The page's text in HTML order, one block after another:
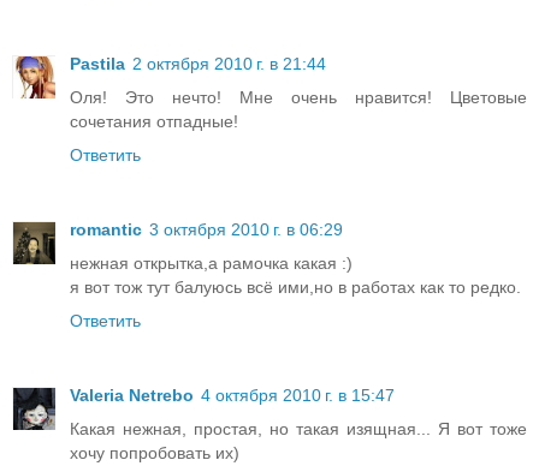
Pastila 2 октября 2010 г. в 21:44
Оля! Это нечто! Мне очень нравится! Цветовые
сочетания отпадные!
Ответить
romantic 3 октября 2010 г. в 06:29
нежная открытка,а рамочка какая :)
я вот тож тут балуюсь всё ими,но в работах как то редко.
Ответить
Valeria Netrebo 4 октября 2010 г. в 15:47
Какая нежная, простая, но такая изящная... Я вот тоже
хочу попробовать их)